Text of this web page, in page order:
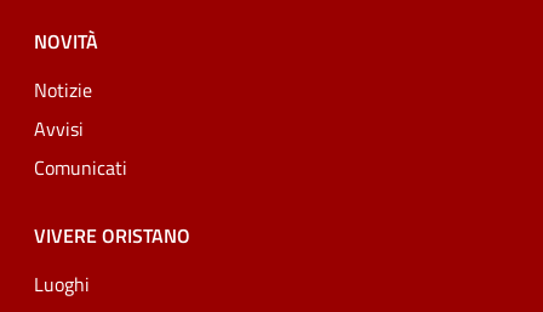
NOVITÀ
Notizie
Avvisi
Comunicati
VIVERE ORISTANO
Luoghi